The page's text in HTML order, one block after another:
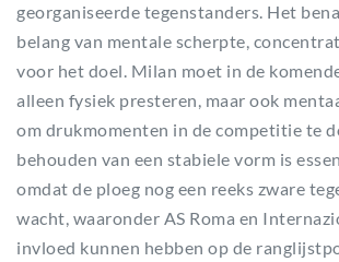
georganiseerde tegenstanders. Het
belang van mentale scherpte,
voor het doel. Milan moet in de
alleen fysiek presteren, maar ook
om drukmomenten in de competitie te
behouden van een stabiele vorm is
omdat de ploeg nog een reeks zware
wacht, waaronder AS Roma en
invloed kunnen hebben op de